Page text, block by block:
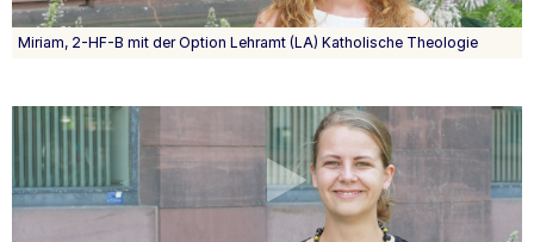
Miriam, 2-HF-B mit der Option Lehramt (LA) Katholische Theologie